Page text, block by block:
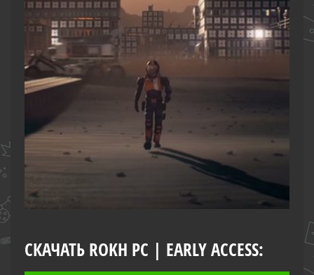
СКАЧАТЬ ROKH PC | EARLY ACCESS: